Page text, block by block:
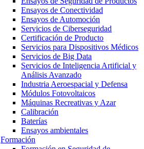
Ensayos de Conectividad
Ensayos de Automoción
Servicios de Ciberseguridad
Certificación de Producto
Servicios para Dispositivos Médicos
Servicios de Big Data
Servicios de Inteligencia Artificial y
Análisis Avanzado
Industria Aeroespacial y Defensa
Módulos Fotovoltaicos
Máquinas Recreativas y Azar
Calibración
Baterías
Ensayos ambientales
Formación